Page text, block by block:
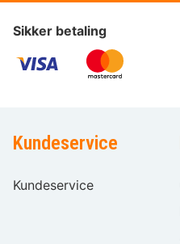
Sikker betaling
Kundeservice
Kundeservice